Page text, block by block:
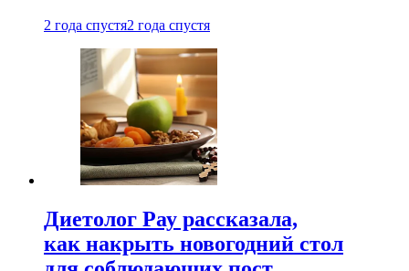
2 года спустя2 года спустя
Диетолог Рау рассказала,
как накрыть новогодний стол